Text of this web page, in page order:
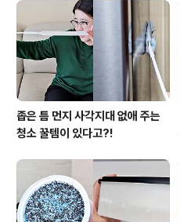
좁은 틈 먼지 사각지대 없애 주는
청소 꿀템이 있다고?!